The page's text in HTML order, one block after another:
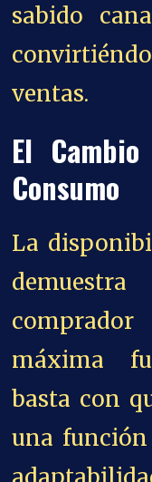
sabido
ventas.
El
Consumo
La
máxima
basta con
una función